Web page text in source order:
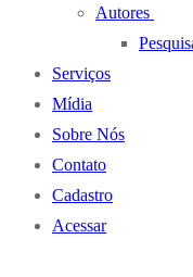
Autores
Serviços
Mídia
Sobre Nós
Contato
Cadastro
Acessar